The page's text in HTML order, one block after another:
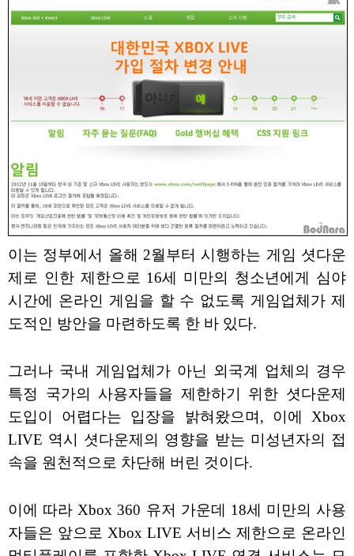
이는 정부에서 올해 2월부터 시행하는 게임 셧다운
제로 인한 제한으로 16세 미만의 청소년에게 심야
시간에 온라인 게임을 할 수 없도록 게임업체가 제
도적인 방안을 마련하도록 한 바 있다.
그러나 국내 게임업체가 아닌 외국계 업체의 경우
특정 국가의 사용자들을 제한하기 위한 셧다운제
도입이 어렵다는 입장을 밝혀왔으며, 이에 Xbox
LIVE 역시 셧다운제의 영향을 받는 미성년자의 접
속을 원천적으로 차단해 버린 것이다.
이에 따라 Xbox 360 유저 가운데 18세 미만의 사용
자들은 앞으로 Xbox LIVE 서비스 제한으로 온라인